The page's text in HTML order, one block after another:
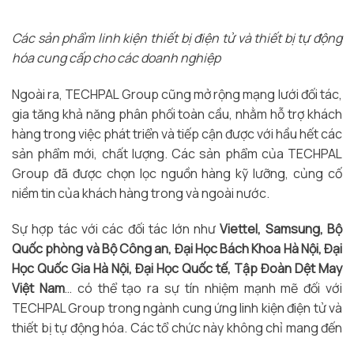
Các sản phẩm linh kiện thiết bị điện tử và thiết bị tự động
hóa cung cấp cho các doanh nghiệp
Ngoài ra, TECHPAL Group cũng mở rộng mạng lưới đối tác,
gia tăng khả năng phân phối toàn cầu, nhằm hỗ trợ khách
hàng trong việc phát triển và tiếp cận được với hầu hết các
sản phẩm mới, chất lượng. Các sản phẩm của TECHPAL
Group đã được chọn lọc nguồn hàng kỹ lưỡng, củng cố
niềm tin của khách hàng trong và ngoài nước.
Sự hợp tác với các đối tác lớn nhưViettel, Samsung, Bộ
Quốc phòng và Bộ Công an, Đại Học Bách Khoa Hà Nội, Đại
Học Quốc Gia Hà Nội, Đại Học Quốc tế, Tập Đoàn Dệt May
Việt Nam… có thể tạo ra sự tín nhiệm mạnh mẽ đối với
TECHPAL Group trong ngành cung ứng linh kiện điện tử và
thiết bị tự động hóa. Các tổ chức này không chỉ mang đến